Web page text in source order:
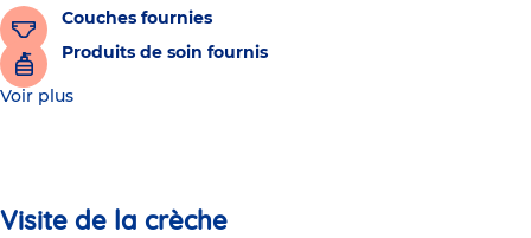
Couches fournies
Produits de soin fournis
Voir plus
Visite de la crèche